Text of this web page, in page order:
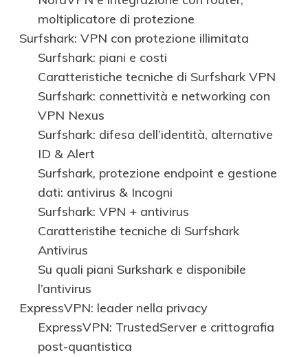
moltiplicatore di protezione
Surfshark: VPN con protezione illimitata
Surfshark: piani e costi
Caratteristiche tecniche di Surfshark VPN
Surfshark: connettività e networking con
VPN Nexus
Surfshark: difesa dell’identità, alternative
ID & Alert
Surfshark, protezione endpoint e gestione
dati: antivirus & Incogni
Surfshark: VPN + antivirus
Caratteristihe tecniche di Surfshark
Antivirus
Su quali piani Surkshark e disponibile
l’antivirus
ExpressVPN: leader nella privacy
ExpressVPN: TrustedServer e crittografia
post-quantistica